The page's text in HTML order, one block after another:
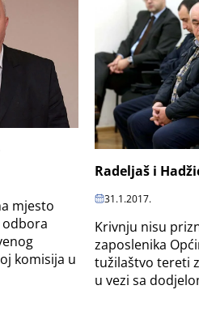
mjesto
odbora
komisija u
Radeljaš i
31.1.2017.
Krivnju nisu
zaposlenika
tužilaštvo tereti
u vezi sa